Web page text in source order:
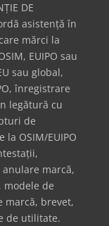
DE
asistență în
mărci la
EUIPO sau
sau global,
înregistrare
legătură cu
de
OSIM/EUIPO
marcă,
modele de
marcă, brevet,
de utilitate.